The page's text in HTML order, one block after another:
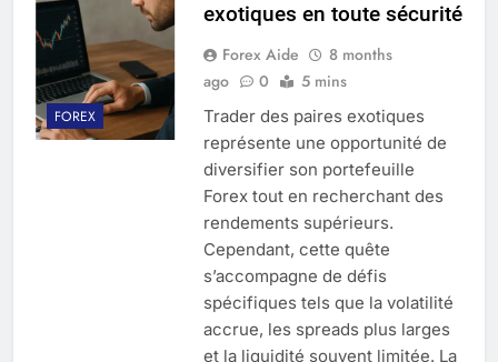
FOREX
exotiques en toute sécurité
Forex Aide
8 months
ago
0 5 mins
Trader des paires exotiques
représente une opportunité de
diversifier son portefeuille
Forex tout en recherchant des
rendements supérieurs.
Cependant, cette quête
s’accompagne de défis
spécifiques tels que la volatilité
accrue, les spreads plus larges
et la liquidité souvent limitée. La